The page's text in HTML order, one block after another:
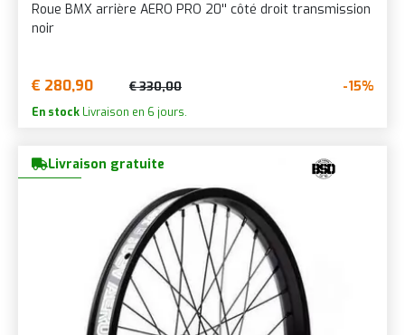
Roue BMX arrière AERO PRO 20'' côté droit transmission
noir
€ 280,90 € 330,00 -15%
En stock Livraison en 6 jours.
Livraison gratuite